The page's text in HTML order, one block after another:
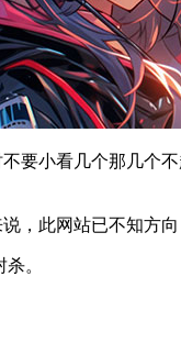
小看几个那几个
，此网站已不知方
。